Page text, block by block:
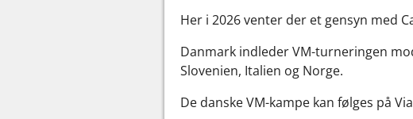
Her i 2026 venter der et gensyn med
Danmark indleder VM-turneringen
Slovenien, Italien og Norge.
De danske VM-kampe kan følges på